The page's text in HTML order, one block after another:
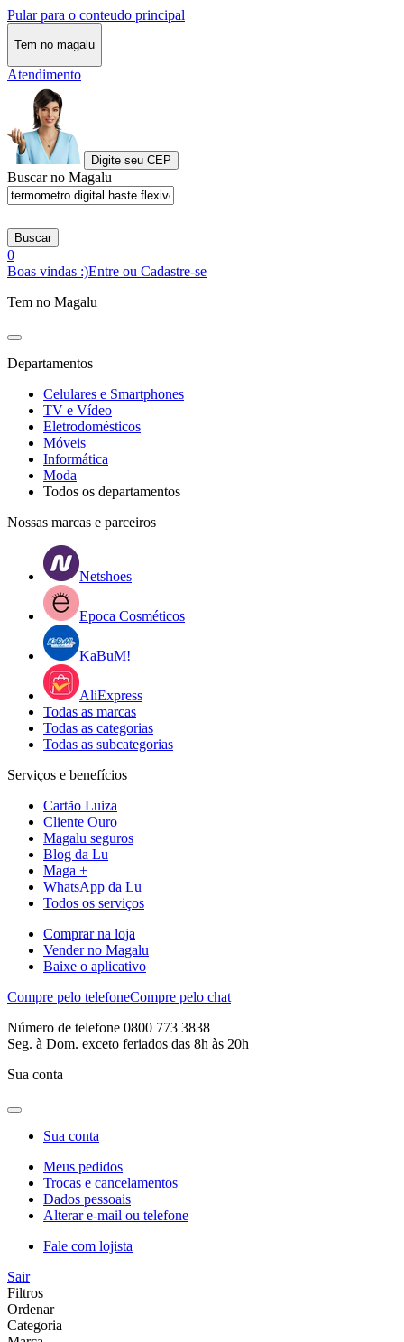
Pular para o conteudo principal
Tem no magalu
Atendimento
Digite seu CEP
Buscar no Magalu
Buscar
0
Boas vindas :)Entre ou Cadastre-se
Tem no Magalu
Departamentos
Celulares e Smartphones
TV e Vídeo
Eletrodomésticos
Móveis
Informática
Moda
Todos os departamentos
Nossas marcas e parceiros
Netshoes
Epoca Cosméticos
KaBuM!
AliExpress
Todas as marcas
Todas as categorias
Todas as subcategorias
Serviços e benefícios
Cartão Luiza
Cliente Ouro
Magalu seguros
Blog da Lu
Maga +
WhatsApp da Lu
Todos os serviços
Comprar na loja
Vender no Magalu
Baixe o aplicativo
Compre pelo telefoneCompre pelo chat
Número de telefone 0800 773 3838
Seg. à Dom. exceto feriados das 8h às 20h
Sua conta
Sua conta
Meus pedidos
Trocas e cancelamentos
Dados pessoais
Alterar e-mail ou telefone
Fale com lojista
Sair
Filtros
Ordenar
Categoria